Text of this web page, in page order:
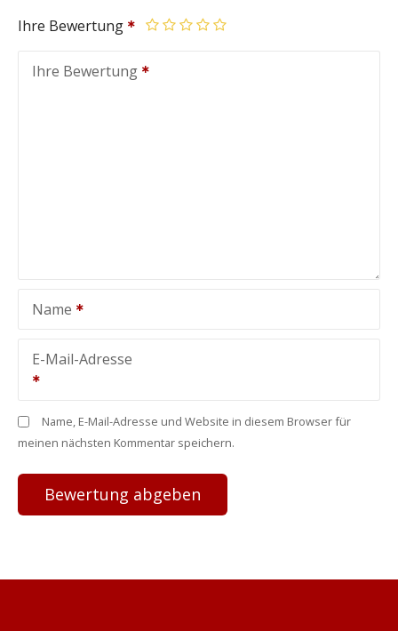
Ihre Bewertung
Ihre Bewertung
Name
E-Mail-Adresse
Name, E-Mail-Adresse und Website in diesem Browser für
meinen nächsten Kommentar speichern.